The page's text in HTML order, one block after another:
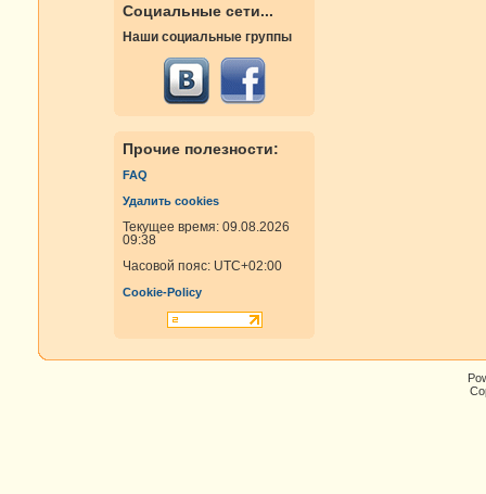
Социальные сети...
Наши социальные группы
Прочие полезности:
FAQ
Удалить cookies
Текущее время: 09.08.2026
09:38
Часовой пояс: UTC+02:00
Cookie-Policy